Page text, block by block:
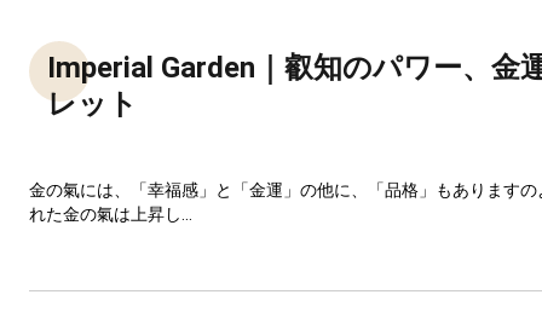
Imperial Garden｜叡知のパワー、金
レット
金の氣には、「幸福感」と「金運」の他に、「品格」もあります
れた金の氣は上昇し...